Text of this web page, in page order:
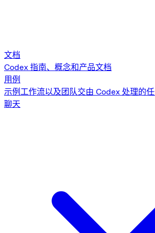
文档
Codex 指南、概念和产品文档
用例
示例工作流以及团队交由 Codex 处理的
聊天